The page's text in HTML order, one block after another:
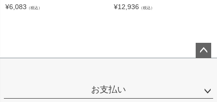
¥6,083 （税込） ¥12,936 （税込）
お支払い